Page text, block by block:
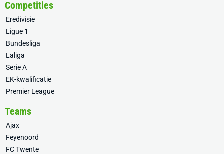
Competities
Eredivisie
Ligue 1
Bundesliga
Laliga
Serie A
EK-kwalificatie
Premier League
Teams
Ajax
Feyenoord
FC Twente